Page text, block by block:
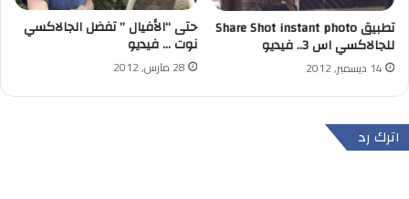
تطبيق Share Shot instant photo
للجالاكسي اس 3.. فيديو
14 ديسمبر, 2012
حتى “الأفيال ” تفضل الجالاكسي
نوت … فيديو
28 مارس, 2012
اترك رد